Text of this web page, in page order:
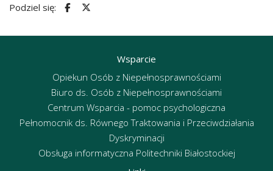
Podziel się:
Wsparcie
Opiekun Osób z Niepełnosprawnościami
Biuro ds. Osób z Niepełnosprawnościami
Centrum Wsparcia - pomoc psychologiczna
Pełnomocnik ds. Równego Traktowania i Przeciwdziałania
Dyskryminacji
Obsługa informatyczna Politechniki Białostockiej